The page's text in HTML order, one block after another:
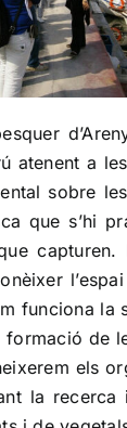
atenent a
sobre
que s’hi
capturen.
funciona la
de
els
la recerca